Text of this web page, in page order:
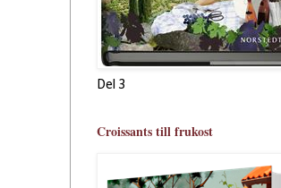
Del 3
Croissants till frukost